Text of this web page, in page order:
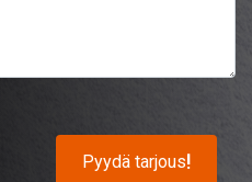
Pyydä tarjous!